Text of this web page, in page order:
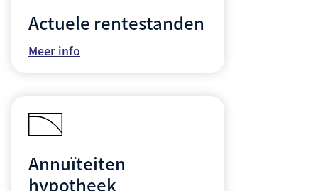
Actuele rentestanden
Meer info
Annuïteiten
hypotheek